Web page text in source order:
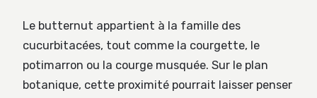
Le butternut appartient à la famille des
cucurbitacées, tout comme la courgette, le
potimarron ou la courge musquée. Sur le plan
botanique, cette proximité pourrait laisser penser